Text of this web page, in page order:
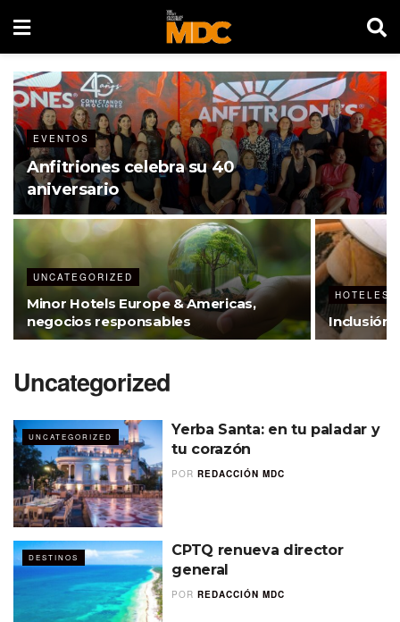
EVENTOS
Anfitriones celebra su 40
aniversario
UNCATEGORIZED
Minor Hotels Europe & Americas,
negocios responsables
HOTELES
Inclusión
Uncategorized
UNCATEGORIZED
Yerba Santa: en tu paladar y
tu corazón
POR REDACCIÓN MDC
DESTINOS
CPTQ renueva director
general
POR REDACCIÓN MDC